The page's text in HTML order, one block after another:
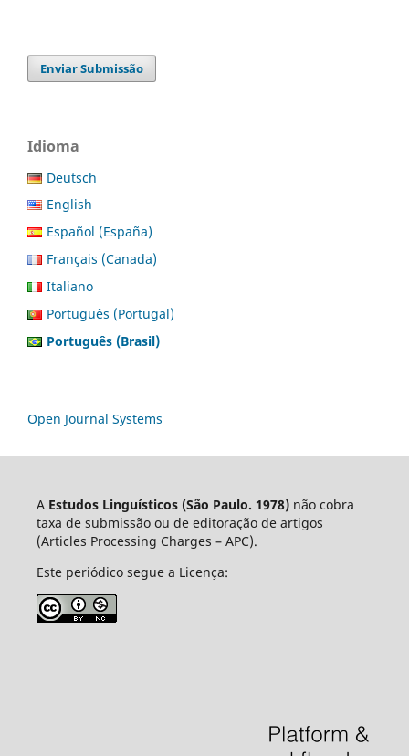
Enviar Submissão
Idioma
Deutsch
English
Español (España)
Français (Canada)
Italiano
Português (Portugal)
Português (Brasil)
Open Journal Systems
A Estudos Linguísticos (São Paulo. 1978)não cobra
taxa de submissão ou de editoração de artigos
(Articles Processing Charges – APC).
Este periódico segue a Licença: